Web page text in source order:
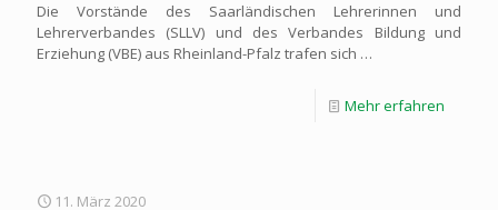
Die Vorstände des Saarländischen Lehrerinnen und
Lehrerverbandes (SLLV) und des Verbandes Bildung und
Erziehung (VBE) aus Rheinland-Pfalz trafen sich …
Mehr erfahren
11. März 2020